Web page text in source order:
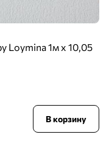
Loymina 1м х 10,05
В корзину